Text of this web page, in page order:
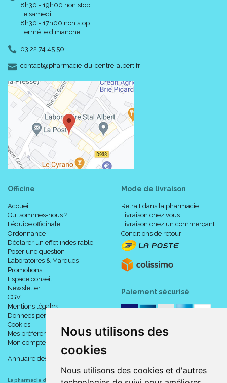
Nous utilisons des
cookies
Nous utilisons des cookies et d'autres
8h30 - 19h00 non stop
Le samedi
8h30 - 17h00 non stop
Fermé le dimanche
03 22 74 45 50
contact-
@-
pharmacie-du-centre-albert.fr
Officine
Accueil
Qui sommes-nous ?
L’équipe officinale
Ordonnance
Déclarer un effet indésirable
Poser une question
Laboratoires & Marques
Promotions
Espace conseil
Newsletter
CGV
Mentions légales
Données personnelles
Cookies
Mes préférences Cookies
Mon compte
Annuaire des pharmacies
Mode de livraison
Retrait dans la pharmacie
Livraison chez vous
Livraison chez un commerçant
Conditions de retour
Paiement sécurisé
La pharmacie du centre à Albert (80300) est une pharmacie française certifiée ISO